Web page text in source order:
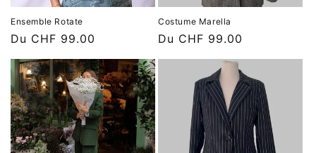
Ensemble Rotate
Prix
habituel
Du CHF 99.00
Costume Marella
Prix
habituel
Du CHF 99.00